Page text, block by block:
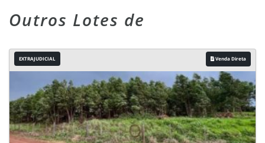
Outros Lotes de
EXTRAJUDICIAL Venda Direta